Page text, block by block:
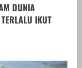
DUNIA
IKUT